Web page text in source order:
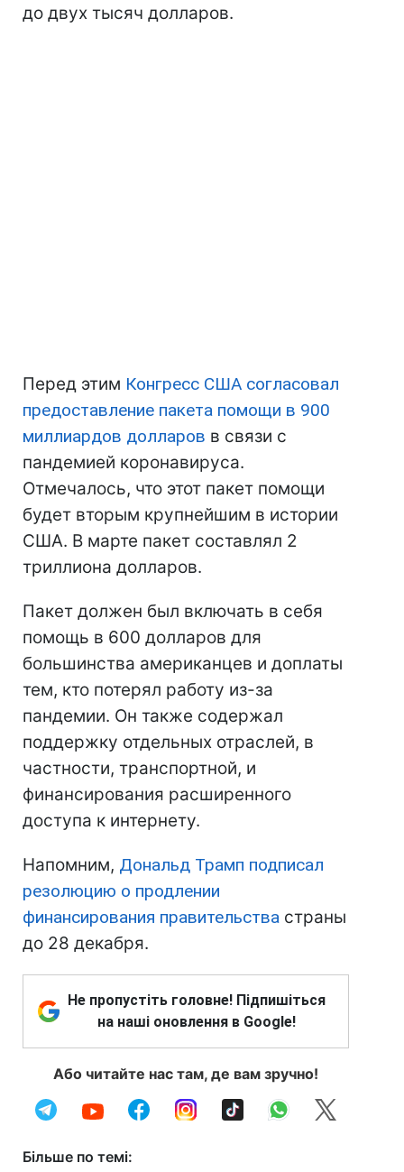
до двух тысяч долларов.
Перед этим Конгресс США согласовал
предоставление пакета помощи в 900
миллиардов долларов в связи с
пандемией коронавируса.
Отмечалось, что этот пакет помощи
будет вторым крупнейшим в истории
США. В марте пакет составлял 2
триллиона долларов.
Пакет должен был включать в себя
помощь в 600 долларов для
большинства американцев и доплаты
тем, кто потерял работу из-за
пандемии. Он также содержал
поддержку отдельных отраслей, в
частности, транспортной, и
финансирования расширенного
доступа к интернету.
Напомним, Дональд Трамп подписал
резолюцию о продлении
финансирования правительства страны
до 28 декабря.
Не пропустіть головне! Підпишіться
на наші оновлення в Google!
Або читайте нас там, де вам зручно!
Більше по темі: